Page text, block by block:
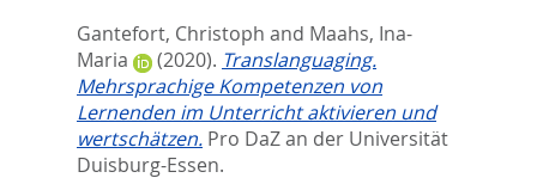
Gantefort, Christoph and Maahs, Ina-
Maria
(2020). Translanguaging.
Mehrsprachige Kompetenzen von
Lernenden im Unterricht aktivieren und
wertschätzen. Pro DaZ an der Universität
Duisburg-Essen.